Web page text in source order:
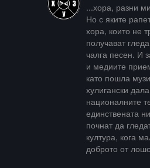
...хора, разни
Но с яките
хора, които не
получават
чалга песен. И
и медиите
като пошла
хулигански
националните
единствената
почнат да
култура, кога
доброто от